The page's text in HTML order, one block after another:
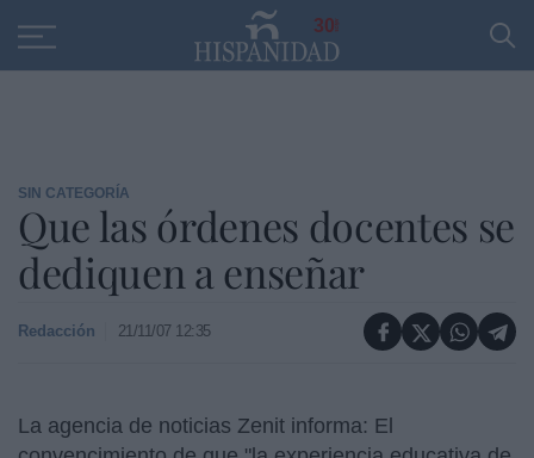
30
SIN CATEGORÍA
Que las órdenes docentes se
dediquen a enseñar
Redacción 21/11/07 12:35
La agencia de noticias Zenit informa: El